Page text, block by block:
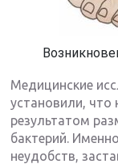
Медицинские
установили, что
результатом
бактерий.
неудобств,